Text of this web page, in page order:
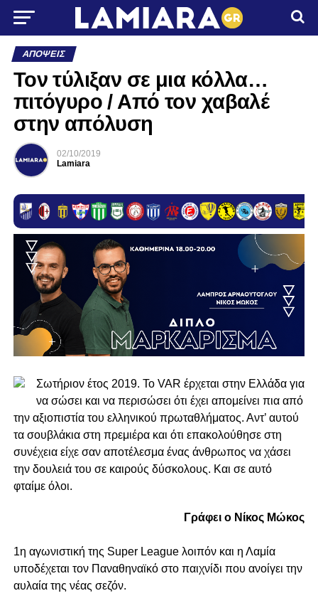
ΑΠΌΨΕΙΣ
Τον τύλιξαν σε μια κόλλα…
πιτόγυρο / Από τον χαβαλέ
στην απόλυση
02/10/2019
Lamiara
Σωτήριον έτος 2019. Το VAR έρχεται στην Ελλάδα για
να σώσει και να περισώσει ότι έχει απομείνει πια από
την αξιοπιστία του ελληνικού πρωταθλήματος. Αντ’ αυτού
τα σουβλάκια στη πρεμιέρα και ότι επακολούθησε στη
συνέχεια είχε σαν αποτέλεσμα ένας άνθρωπος να χάσει
την δουλειά του σε καιρούς δύσκολους. Και σε αυτό
φταίμε όλοι.
Γράφει ο Νίκος Μώκος
1η αγωνιστική της Super League λοιπόν και η Λαμία
υποδέχεται τον Παναθηναϊκό στο παιχνίδι που ανοίγει την
αυλαία της νέας σεζόν.